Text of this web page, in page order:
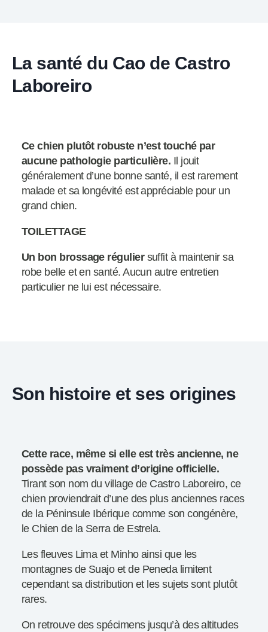
La santé du Cao de Castro
Laboreiro
Ce chien plutôt robuste n’est touché par
aucune pathologie particulière. Il jouit
généralement d’une bonne santé, il est rarement
malade et sa longévité est appréciable pour un
grand chien.
TOILETTAGE
Un bon brossage réguliersuffit à maintenir sa
robe belle et en santé. Aucun autre entretien
particulier ne lui est nécessaire.
Son histoire et ses origines
Cette race, même si elle est très ancienne, ne
possède pas vraiment d’origine officielle.
Tirant son nom du village de Castro Laboreiro, ce
chien proviendrait d’une des plus anciennes races
de la Péninsule Ibérique comme son congénère,
le Chien de la Serra de Estrela.
Les fleuves Lima et Minho ainsi que les
montagnes de Suajo et de Peneda limitent
cependant sa distribution et les sujets sont plutôt
rares.
On retrouve des spécimens jusqu’à des altitudes